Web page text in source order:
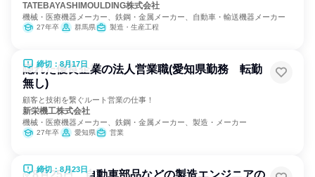
TATEBAYASHIMOULDING株式会社
機械・医療機器メーカー、鉄鋼・金属メーカー、自動車・輸送機器メーカー
27年卒 群馬県 製造・生産工程
締切：8月17日
隠れた優良企業の法人営業職(愛知県勤務 転勤
無し)
顧客と技術を繋ぐルート営業の仕事！
新栄機工株式会社
機械・医療機器メーカー、鉄鋼・金属メーカー、製造・メーカー
27年卒 愛知県 営業
締切：8月23日
✅8月25日 自動車部品などの製造エンジニアの